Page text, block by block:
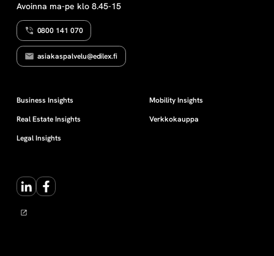
Avoinna ma-pe klo 8.45-15
0800 141 070
asiakaspalvelu@edilex.fi
Business Insights
Real Estate Insights
Legal Insights
Mobility Insights
Verkkokauppa
LinkedInFacebook